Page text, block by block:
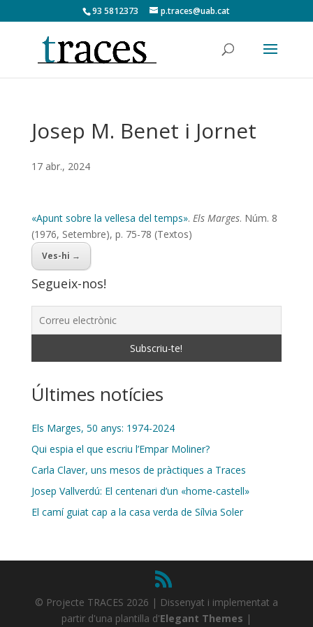
93 5812373 p.traces@uab.cat
Josep M. Benet i Jornet
17 abr., 2024
«Apunt sobre la vellesa del temps». Els Marges. Núm. 8
(1976, Setembre), p. 75-78 (Textos)
Ves-hi →
Segueix-nos!
Últimes notícies
Els Marges, 50 anys: 1974-2024
Qui espia el que escriu l’Empar Moliner?
Carla Claver, uns mesos de pràctiques a Traces
Josep Vallverdú: El centenari d’un «home-castell»
El camí guiat cap a la casa verda de Sílvia Soler
© Projecte TRACES 2026 | Dissenyat i implementat a
partir d'una plantilla d'Elegant Themes |